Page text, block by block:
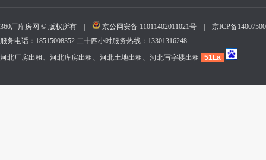
360厂库房网 © 版权所有 | 京公网安备 11011402011021号
京ICP备
服务电话：18515008352 二十四小时服务热线：13301316248
河北厂房出租、河北库房出租、河北土地出租、河北写字楼出租
51La